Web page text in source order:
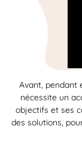
Avant, pendant
nécessite un
objectifs et ses
des solutions,